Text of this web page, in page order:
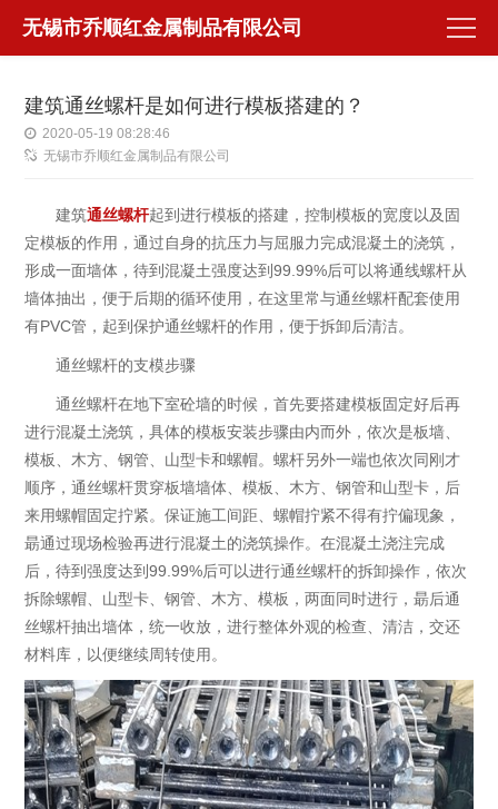
无锡市乔顺红金属制品有限公司
建筑通丝螺杆是如何进行模板搭建的？
2020-05-19 08:28:46
无锡市乔顺红金属制品有限公司
建筑通丝螺杆起到进行模板的搭建，控制模板的宽度以及固
定模板的作用，通过自身的抗压力与屈服力完成混凝土的浇筑，
形成一面墙体，待到混凝土强度达到99.99%后可以将通线螺杆从
墙体抽出，便于后期的循环使用，在这里常与通丝螺杆配套使用
有PVC管，起到保护通丝螺杆的作用，便于拆卸后清洁。
通丝螺杆的支模步骤
通丝螺杆在地下室砼墙的时候，首先要搭建模板固定好后再
进行混凝土浇筑，具体的模板安装步骤由内而外，依次是板墙、
模板、木方、钢管、山型卡和螺帽。螺杆另外一端也依次同刚才
顺序，通丝螺杆贯穿板墙墙体、模板、木方、钢管和山型卡，后
来用螺帽固定拧紧。保证施工间距、螺帽拧紧不得有拧偏现象，
朂通过现场检验再进行混凝土的浇筑操作。在混凝土浇注完成
后，待到强度达到99.99%后可以进行通丝螺杆的拆卸操作，依次
拆除螺帽、山型卡、钢管、木方、模板，两面同时进行，朂后通
丝螺杆抽出墙体，统一收放，进行整体外观的检查、清洁，交还
材料库，以便继续周转使用。